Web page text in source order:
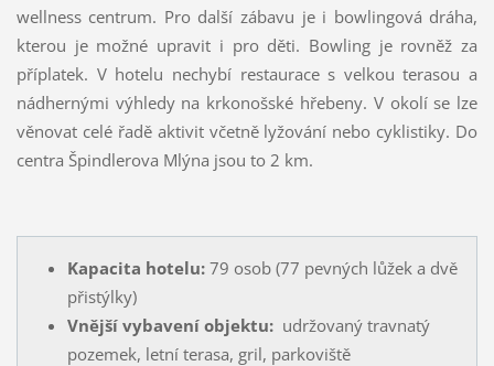
wellness centrum. Pro další zábavu je i bowlingová dráha,
kterou je možné upravit i pro děti. Bowling je rovněž za
příplatek. V hotelu nechybí restaurace s velkou terasou a
nádhernými výhledy na krkonošské hřebeny. V okolí se lze
věnovat celé řadě aktivit včetně lyžování nebo cyklistiky. Do
centra Špindlerova Mlýna jsou to 2 km.
Kapacita hotelu: 79 osob (77 pevných lůžek a dvě
přistýlky)
Vnější vybavení objektu: udržovaný travnatý
pozemek, letní terasa, gril, parkoviště